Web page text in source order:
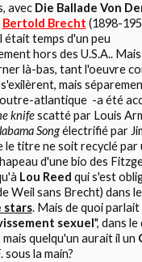
avec Die Ballade Von
Bertold Brecht (1898-
était temps d'un peu
hors des U.S.A..
là-bas, tant l'oeuvre
mais
atlantique -a été
knifescatté par Louis
Songélectrifié par
le titre ne soit recyclé par
d'une bio des
Lou Reed qui s'est
Weil sans Brecht) dans
stars. Mais de quoi
sexuel", dans
quelqu'un aurait il un
sous la main?